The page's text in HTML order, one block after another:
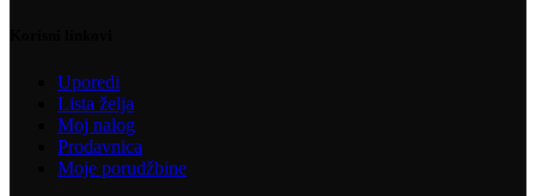
Uporedi
Lista želja
Moj nalog
Prodavnica
Moje porudžbine